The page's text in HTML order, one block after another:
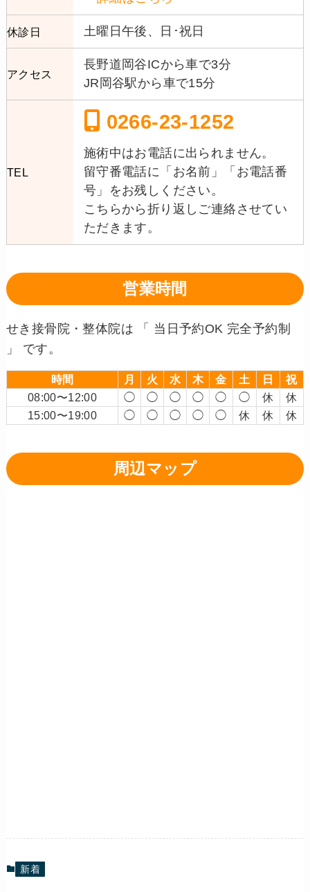
休診日 土曜日午後、日･祝日
アクセス
長野道岡谷ICから車で3分
JR岡谷駅から車で15分
TEL
0266-23-1252
施術中はお電話に出られません。
留守番電話に「お名前」「お電話番
号」をお残しください。
こちらから折り返しご連絡させてい
ただきます。
営業時間
せき接骨院・整体院は 「 当日予約OK 完全予約制
」 です。
時間 月 火 水 木 金 土 日
祝
08:00〜12:00
◯ ◯ ◯ ◯ ◯ ◯ 休
休
15:00〜19:00
◯ ◯ ◯ ◯ ◯ 休 休 休
周辺マップ
新着